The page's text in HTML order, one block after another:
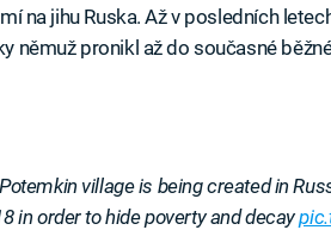
na jihu Ruska. Až v posledních
němuž pronikl až do současné
village is being created in
in order to hide poverty and decay